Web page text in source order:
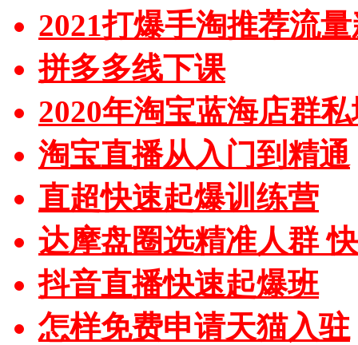
2021打爆手淘推荐流
拼多多线下课
2020年淘宝蓝海店群
淘宝直播从入门到精通
直超快速起爆训练营
达摩盘圈选精准人群
抖音直播快速起爆班
怎样免费申请天猫入驻